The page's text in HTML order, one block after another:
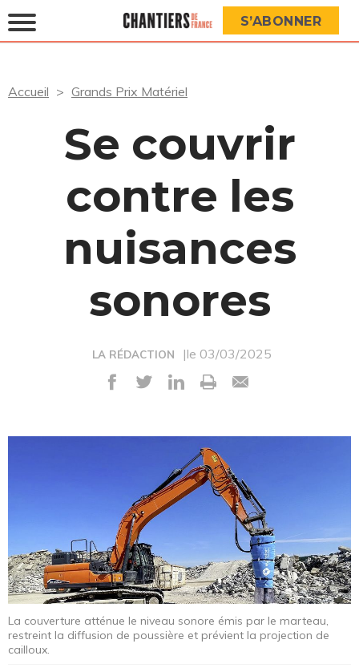
S’ABONNER
Accueil Grands Prix Matériel
Se couvrir
contre les
nuisances
sonores
LA RÉDACTION |le 03/03/2025
La couverture atténue le niveau sonore émis par le marteau,
restreint la diffusion de poussière et prévient la projection de
cailloux.